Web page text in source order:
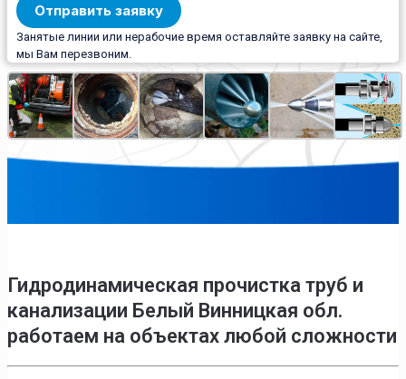
Занятые линии или нерабочие время оставляйте заявку на сайте,
мы Вам перезвоним.
Гидродинамическая прочистка труб и
канализации Белый Винницкая обл.
работаем на объектах любой сложности